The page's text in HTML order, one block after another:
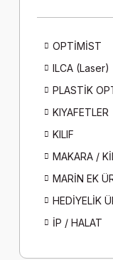
OPTİMİST
ILCA (Laser)
PLASTİK
KIYAFETLER
KILIF
MAKARA /
MARİN EK
HEDİYELİK
İP / HALAT